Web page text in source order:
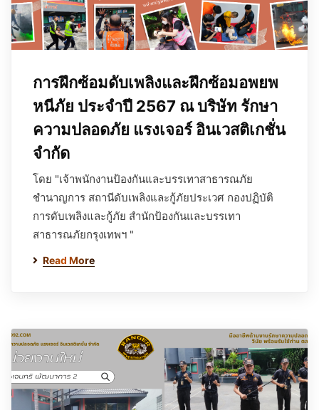
การฝึกซ้อมดับเพลิงและฝึกซ้อมอพยพ
หนีภัย ประจำปี 2567 ณ บริษัท รักษา
ความปลอดภัย แรงเจอร์ อินเวสติเกชั่น
จำกัด
โดย "เจ้าพนักงานป้องกันและบรรเทาสาธารณภัย
ชำนาญการ สถานีดับเพลิงและกู้ภัยประเวศ กองปฏิบัติ
การดับเพลิงและกู้ภัย สำนักป้องกันและบรรเทา
สาธารณภัยกรุงเทพฯ "
Read More